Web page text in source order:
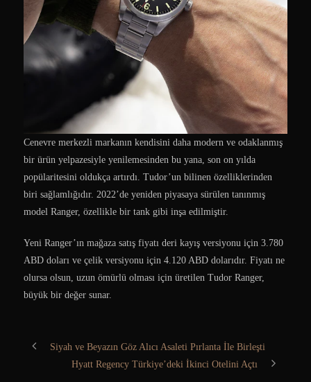
Cenevre merkezli markanın kendisini daha modern ve odaklanmış
bir ürün yelpazesiyle yenilemesinden bu yana, son on yılda
popülaritesini oldukça artırdı. Tudor’un bilinen özelliklerinden
biri sağlamlığıdır. 2022’de yeniden piyasaya sürülen tanınmış
model Ranger, özellikle bir tank gibi inşa edilmiştir.
Yeni Ranger’ın mağaza satış fiyatı deri kayış versiyonu için 3.780
ABD doları ve çelik versiyonu için 4.120 ABD dolarıdır. Fiyatı ne
olursa olsun, uzun ömürlü olması için üretilen Tudor Ranger,
büyük bir değer sunar.
Siyah ve Beyazın Göz Alıcı Asaleti Pırlanta İle Birleşti
Hyatt Regency Türkiye’deki İkinci Otelini Açtı